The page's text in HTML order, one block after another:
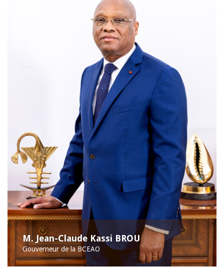
M. Jean-Claude Kassi BROU
Gouverneur de la BCEAO